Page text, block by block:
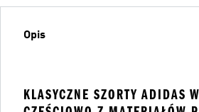
Opis
KLASYCZNE SZORTY ADIDAS